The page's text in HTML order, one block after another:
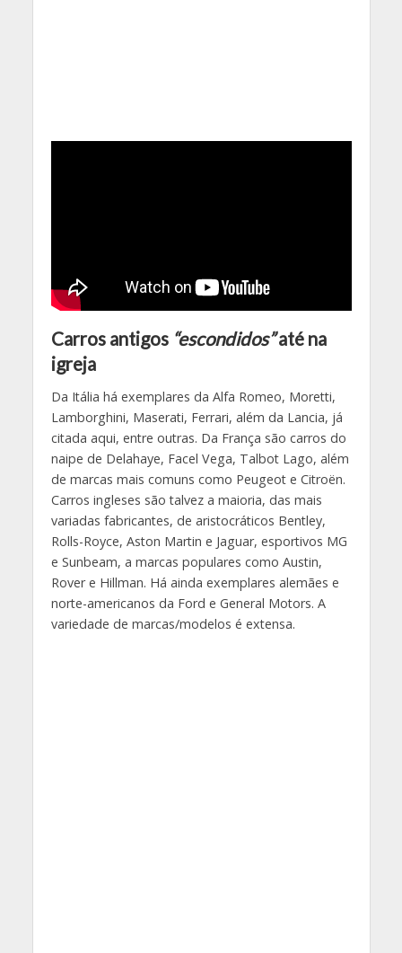
Carros antigos“escondidos”até na
igreja
Da Itália há exemplares da Alfa Romeo, Moretti,
Lamborghini, Maserati, Ferrari, além da Lancia, já
citada aqui, entre outras. Da França são carros do
naipe de Delahaye, Facel Vega, Talbot Lago, além
de marcas mais comuns como Peugeot e Citroën.
Carros ingleses são talvez a maioria, das mais
variadas fabricantes, de aristocráticos Bentley,
Rolls-Royce, Aston Martin e Jaguar, esportivos MG
e Sunbeam, a marcas populares como Austin,
Rover e Hillman. Há ainda exemplares alemães e
norte-americanos da Ford e General Motors. A
variedade de marcas/modelos é extensa.